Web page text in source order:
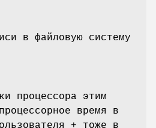
в файловую систему
процессора этим
время в
+ тоже в